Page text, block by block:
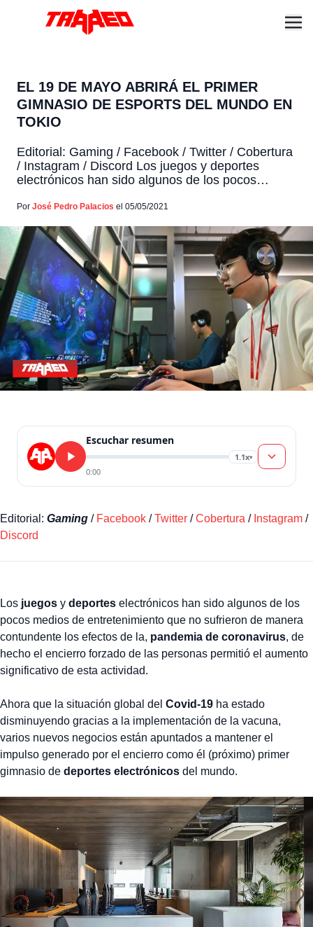
EL 19 DE MAYO ABRIRÁ EL PRIMER
GIMNASIO DE ESPORTS DEL MUNDO EN
TOKIO
Editorial: Gaming / Facebook / Twitter / Cobertura
/ Instagram / Discord Los juegos y deportes
electrónicos han sido algunos de los pocos
manera contundente los efectos de la, pandemia
las personas permitió el aumento significativo de
esta actividad. Ahora […]
Por José Pedro Palacios el 05/05/2021
Escuchar resumen
1.1x▾
0:00
Editorial: Gaming / Facebook /Twitter /Cobertura / Instagram /
Discord
Los juegos y deportes electrónicos han sido algunos de los
pocos medios de entretenimiento que no sufrieron de manera
contundente los efectos de la, pandemia de coronavirus, de
hecho el encierro forzado de las personas permitió el aumento
significativo de esta actividad.
Ahora que la situación global del Covid-19 ha estado
disminuyendo gracias a la implementación de la vacuna,
varios nuevos negocios están apuntados a mantener el
impulso generado por el encierro como él (próximo) primer
gimnasio de deportes electrónicos del mundo.